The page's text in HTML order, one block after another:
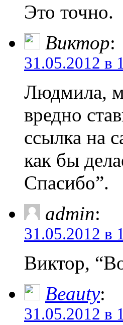
Это точно.
Виктор:
31.05.2012 в
Людмила,
вредно
ссылка на
как бы
Спасибо”.
admin:
31.05.2012 в
Виктор,
Beauty:
31.05.2012 в